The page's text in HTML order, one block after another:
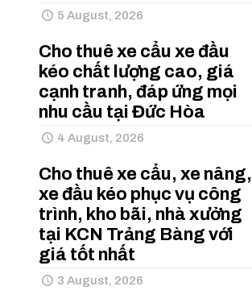
5 August, 2026
Cho thuê xe cẩu xe đầu
kéo chất lượng cao, giá
cạnh tranh, đáp ứng mọi
nhu cầu tại Đức Hòa
4 August, 2026
Cho thuê xe cẩu, xe nâng,
xe đầu kéo phục vụ công
trình, kho bãi, nhà xưởng
tại KCN Trảng Bàng với
giá tốt nhất
3 August, 2026